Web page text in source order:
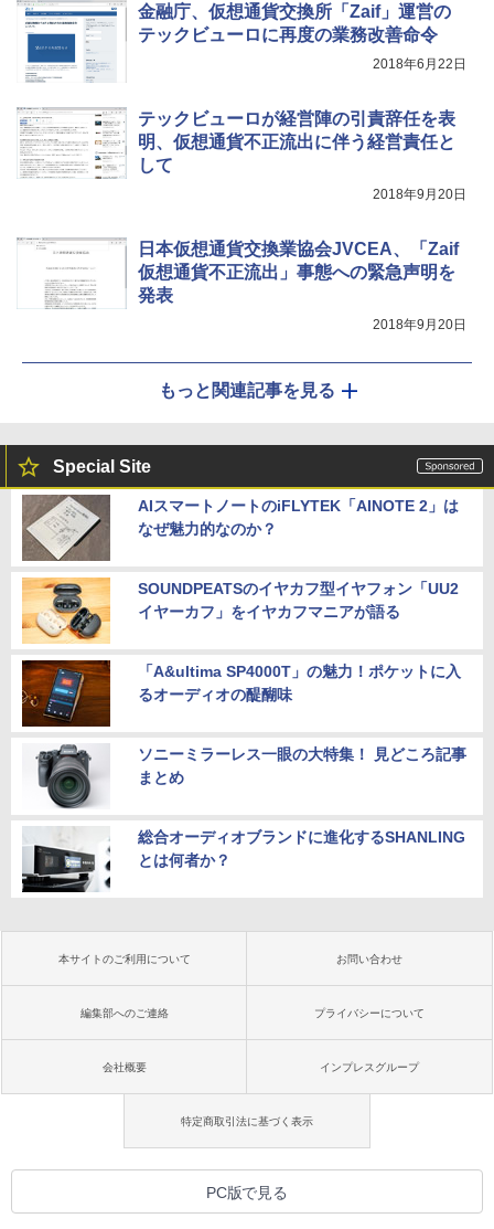
金融庁、仮想通貨交換所「Zaif」運営の
テックビューロに再度の業務改善命令
2018年6月22日
テックビューロが経営陣の引責辞任を表
明、仮想通貨不正流出に伴う経営責任と
して
2018年9月20日
日本仮想通貨交換業協会JVCEA、「Zaif
仮想通貨不正流出」事態への緊急声明を
発表
2018年9月20日
もっと関連記事を見る
Special Site
AIスマートノートのiFLYTEK「AINOTE 2」は
なぜ魅力的なのか？
SOUNDPEATSのイヤカフ型イヤフォン「UU2
イヤーカフ」をイヤカフマニアが語る
「A&ultima SP4000T」の魅力！ポケットに入
るオーディオの醍醐味
ソニーミラーレス一眼の大特集！ 見どころ記事
まとめ
総合オーディオブランドに進化するSHANLING
とは何者か？
本サイトのご利用について お問い合わせ
編集部へのご連絡 プライバシーについて
会社概要 インプレスグループ
特定商取引法に基づく表示
PC版で見る